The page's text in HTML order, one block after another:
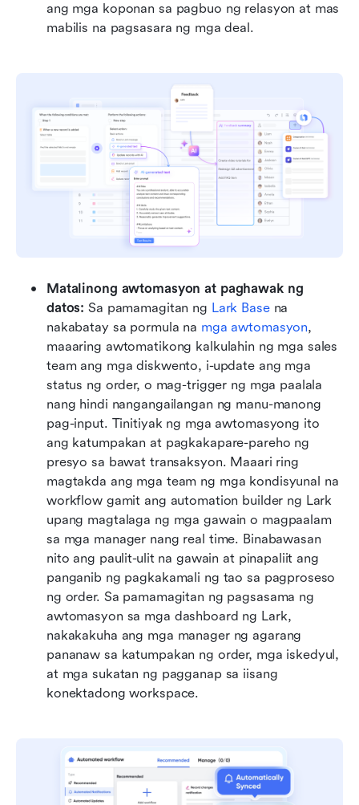
ang mga koponan sa pagbuo ng relasyon at mas
mabilis na pagsasara ng mga deal.
Matalinong awtomasyon at paghawak ng
datos: Sa pamamagitan ng Lark Base na
nakabatay sa pormula na mga awtomasyon,
maaaring awtomatikong kalkulahin ng mga sales
team ang mga diskwento, i-update ang mga
status ng order, o mag-trigger ng mga paalala
nang hindi nangangailangan ng manu-manong
pag-input. Tinitiyak ng mga awtomasyong ito
ang katumpakan at pagkakapare-pareho ng
presyo sa bawat transaksyon. Maaari ring
magtakda ang mga team ng mga kondisyunal na
workflow gamit ang automation builder ng Lark
upang magtalaga ng mga gawain o magpaalam
sa mga manager nang real time. Binabawasan
nito ang paulit-ulit na gawain at pinapaliit ang
panganib ng pagkakamali ng tao sa pagproseso
ng order. Sa pamamagitan ng pagsasama ng
awtomasyon sa mga dashboard ng Lark,
nakakakuha ang mga manager ng agarang
pananaw sa katumpakan ng order, mga iskedyul,
at mga sukatan ng pagganap sa iisang
konektadong workspace.